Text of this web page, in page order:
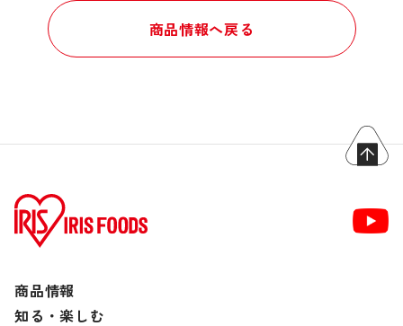
商品情報へ戻る
商品情報
知る・楽しむ